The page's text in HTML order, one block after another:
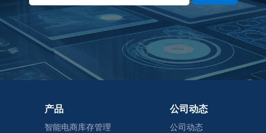
产品
智能电商库存管理
公司动态
公司动态